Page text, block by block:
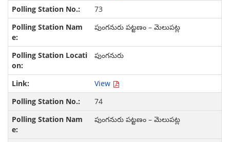
73
పుంగనురు పట్టణం – మెలుపట్ల
పుంగనురు
View
74
పుంగనురు పట్టణం – మెలుపట్ల